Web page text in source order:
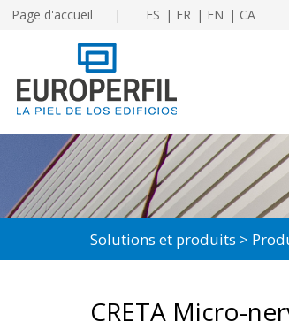
Page d'accueil ES FR EN CA
Solutions et produits
CRETA Micro-